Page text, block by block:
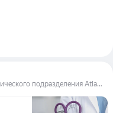
Врач-генетик, Руководитель аналитического подразделения Atlas Biomed Group